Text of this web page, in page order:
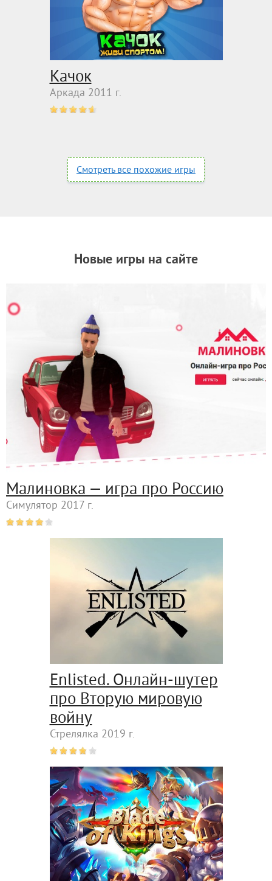
Качок
Аркада 2011 г.
Смотреть все похожие игры
Новые игры на сайте
Малиновка — игра про Россию
Симулятор 2017 г.
Enlisted. Онлайн-шутер
про Вторую мировую
войну
Стрелялка 2019 г.